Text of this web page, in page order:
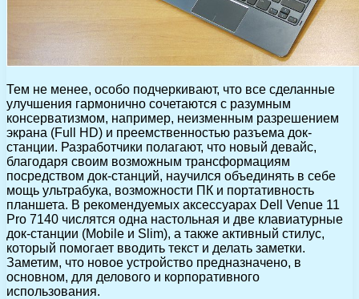
Тем не менее, особо подчеркивают, что все сделанные
улучшения гармонично сочетаются с разумным
консерватизмом, например, неизменным разрешением
экрана (Full HD) и преемственностью разъема док-
станции. Разработчики полагают, что новый девайс,
благодаря своим возможным трансформациям
посредством док-станций, научился объединять в себе
мощь ультрабука, возможности ПК и портативность
планшета. В рекомендуемых аксессуарах Dell Venue 11
Pro 7140 числятся одна настольная и две клавиатурные
док-станции (Mobile и Slim), а также активный стилус,
который помогает вводить текст и делать заметки.
Заметим, что новое устройство предназначено, в
основном, для делового и корпоративного
использования.